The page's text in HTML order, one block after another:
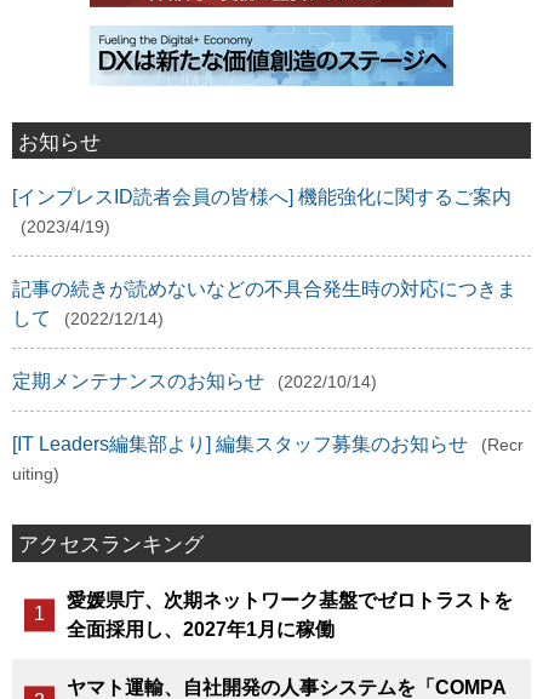
お知らせ
[インプレスID読者会員の皆様へ] 機能強化に関するご案内
(2023/4/19)
記事の続きが読めないなどの不具合発生時の対応につきま
して
(2022/12/14)
定期メンテナンスのお知らせ (2022/10/14)
[IT Leaders編集部より] 編集スタッフ募集のお知らせ
(Recr
uiting)
アクセスランキング
愛媛県庁、次期ネットワーク基盤でゼロトラストを
全面採用し、2027年1月に稼働
ヤマト運輸、自社開発の人事システムを「COMPA